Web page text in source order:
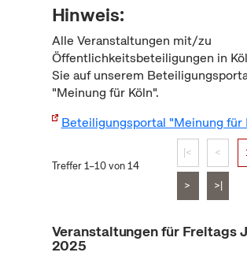
Hinweis:
Alle Veranstaltungen mit/zu
Öffentlichkeitsbeteiligungen in
Sie auf unserem
"Meinung für Köln".
Beteiligungsportal "Meinung für
Treffer 1–10 von 14
|< <
> >|
Veranstaltungen für Freitags
2025